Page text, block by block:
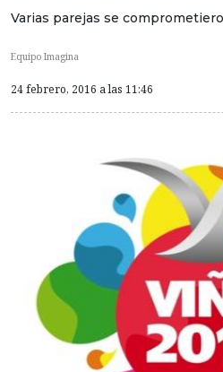
Varias parejas se
Equipo Imagina
24 febrero, 2016 a las 11:46